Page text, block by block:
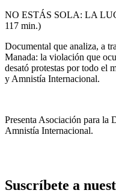
NO ESTÁS SOLA: LA
117 min.)
Documental que analiza, a
Manada: la violación que
desató protestas por todo el
y Amnistía Internacional.
Presenta Asociación para la
Amnistía Internacional.
Suscríbete a